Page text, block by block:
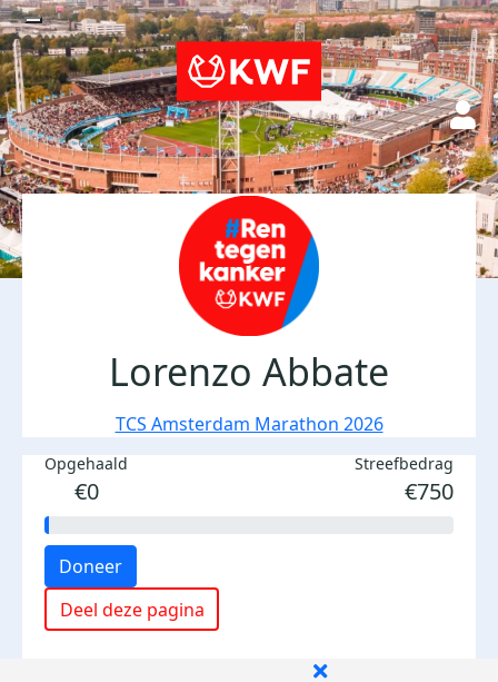
Lorenzo Abbate
TCS Amsterdam Marathon 2026
Opgehaald
€0
Streefbedrag
€750
Doneer
Deel deze pagina